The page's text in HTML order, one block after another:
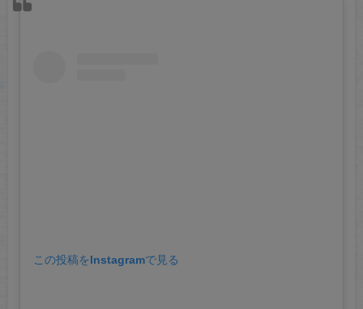
この投稿をInstagramで見る